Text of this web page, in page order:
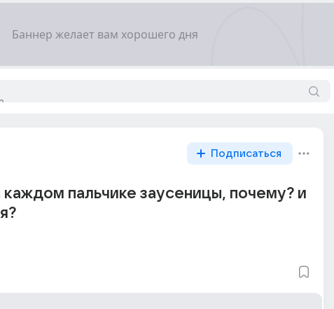
Подписаться
пальчике заусеницы, почему? и